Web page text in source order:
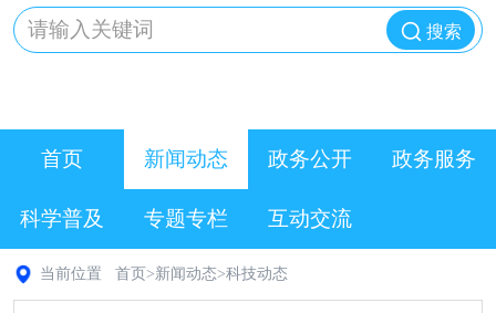
搜索
首页 新闻动态 政务公开 政务服务
科学普及 专题专栏 互动交流
当前位置 首页 >新闻动态>科技动态